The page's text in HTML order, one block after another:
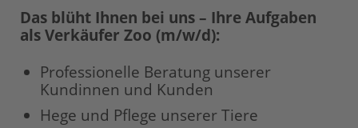
Das blüht Ihnen bei uns – Ihre Aufgaben
als Verkäufer Zoo (m/w/d):
Professionelle Beratung unserer
Kundinnen und Kunden
Hege und Pflege unserer Tiere